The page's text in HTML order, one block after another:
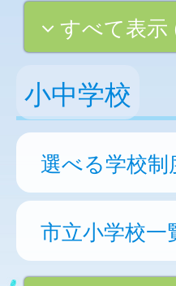
すべて表示
小中学校
選べる学校制
市立小学校一